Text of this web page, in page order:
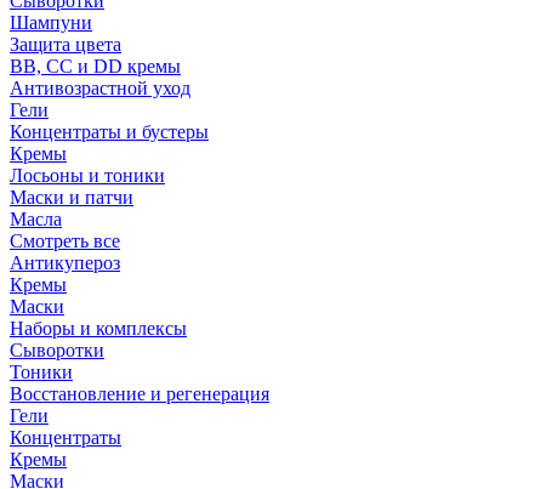
Шампуни
Защита цвета
BB, CC и DD кремы
Антивозрастной уход
Гели
Концентраты и бустеры
Кремы
Лосьоны и тоники
Маски и патчи
Масла
Смотреть все
Антикупероз
Кремы
Маски
Наборы и комплексы
Сыворотки
Тоники
Восстановление и регенерация
Гели
Концентраты
Кремы
Маски